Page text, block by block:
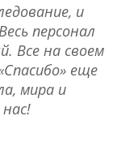
и
персонал
Все на своем
еще
мира и